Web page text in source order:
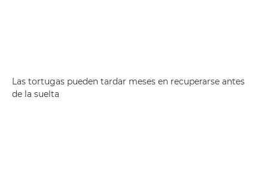
Las tortugas pueden tardar meses en recuperarse antes
de la suelta